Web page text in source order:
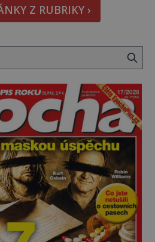
muž? Marcus Aurelius
učení, […]
Z RUBRIKY ›